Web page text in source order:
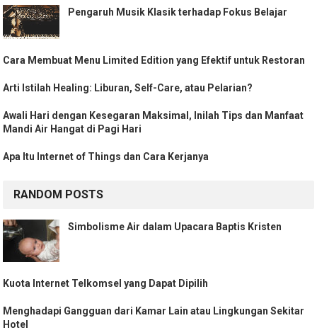
Pengaruh Musik Klasik terhadap Fokus Belajar
Cara Membuat Menu Limited Edition yang Efektif untuk Restoran
Arti Istilah Healing: Liburan, Self-Care, atau Pelarian?
Awali Hari dengan Kesegaran Maksimal, Inilah Tips dan Manfaat
Mandi Air Hangat di Pagi Hari
Apa Itu Internet of Things dan Cara Kerjanya
RANDOM POSTS
Simbolisme Air dalam Upacara Baptis Kristen
Kuota Internet Telkomsel yang Dapat Dipilih
Menghadapi Gangguan dari Kamar Lain atau Lingkungan Sekitar
Hotel